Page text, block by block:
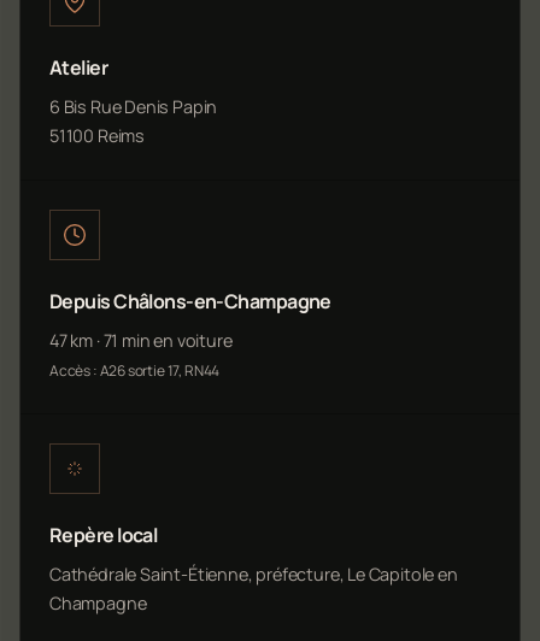
Atelier
6 Bis Rue Denis Papin
51100 Reims
Depuis Châlons-en-Champagne
47 km · 71 min en voiture
Accès : A26 sortie 17, RN44
Repère local
Cathédrale Saint-Étienne, préfecture, Le Capitole en
Champagne